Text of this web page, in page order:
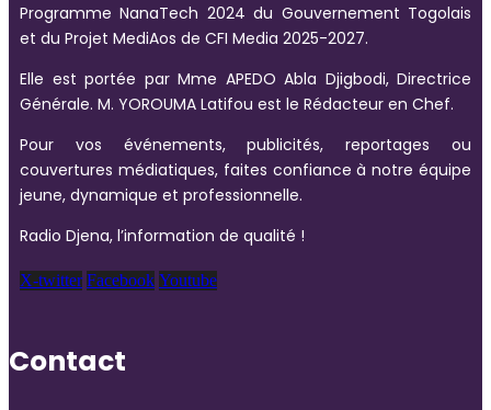
Programme NanaTech 2024 du Gouvernement Togolais
et du Projet MediAos de CFI Media 2025-2027.
Elle est portée par Mme APEDO Abla Djigbodi, Directrice
Générale. M. YOROUMA Latifou est le Rédacteur en Chef.
Pour vos événements, publicités, reportages ou
couvertures médiatiques, faites confiance à notre équipe
jeune, dynamique et professionnelle.
Radio Djena, l’information de qualité !
X-twitter Facebook Youtube
Contact